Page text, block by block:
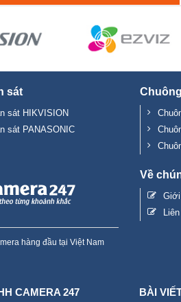
sát
sát HIKVISION
sát PANASONIC
hàng đầu tại Việt Nam
Về
CAMERA 247 BÀI